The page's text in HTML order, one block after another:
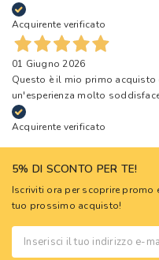
Acquirente verificato
01 Giugno 2026
Questo è il mio primo
un'esperienza molto
Acquirente verificato
5% DI SCONTO PER TE!
Iscriviti ora per scoprire promo
tuo prossimo acquisto!